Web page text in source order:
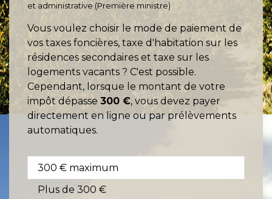
et administrative (Première ministre)
Vous voulez choisir le mode de paiement de
vos taxes foncières, taxe d'habitation sur les
résidences secondaires et taxe sur les
logements vacants ? C'est possible.
Cependant, lorsque le montant de votre
impôt dépasse 300 €, vous devez payer
directement en ligne ou par prélèvements
automatiques.
300 € maximum
Plus de 300 €